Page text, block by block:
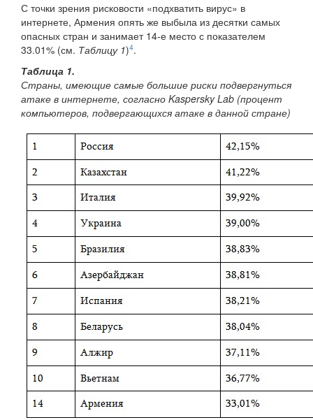
С точки зрения рисковости «подхватить вирус» в
интернете, Армения опять же выбыла из десятки самых
опасных стран и занимает 14-е место с показателем
33.01% (см. Таблицу 1)4.
Таблица 1.
Страны, имеющие самые большие риски подвергнуться
атаке в интернете, согласно Kaspersky Lab (процент
компьютеров, подвергающихся атаке в данной стране)